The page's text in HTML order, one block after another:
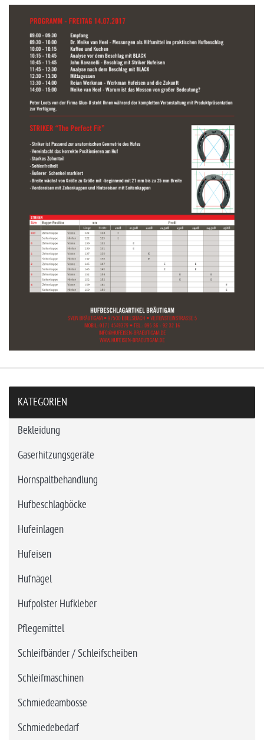
KATEGORIEN
Bekleidung
Gaserhitzungsgeräte
Hornspaltbehandlung
Hufbeschlagböcke
Hufeinlagen
Hufeisen
Hufnägel
Hufpolster Hufkleber
Pflegemittel
Schleifbänder / Schleifscheiben
Schleifmaschinen
Schmiedeambosse
Schmiedebedarf